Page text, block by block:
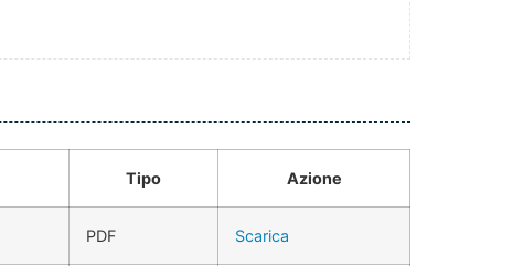
Tipo Azione
PDF Scarica